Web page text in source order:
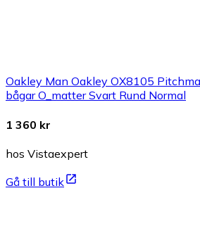
Oakley Man Oakley OX8105
bågar O_matter Svart Rund Normal
1 360 kr
hos Vistaexpert
Gå till butik